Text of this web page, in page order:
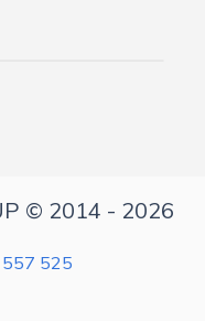
© 2014 - 2026
525